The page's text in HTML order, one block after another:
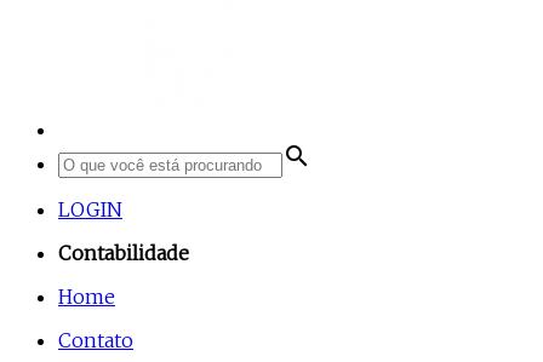
search
LOGIN
Contabilidade
Home
Contato